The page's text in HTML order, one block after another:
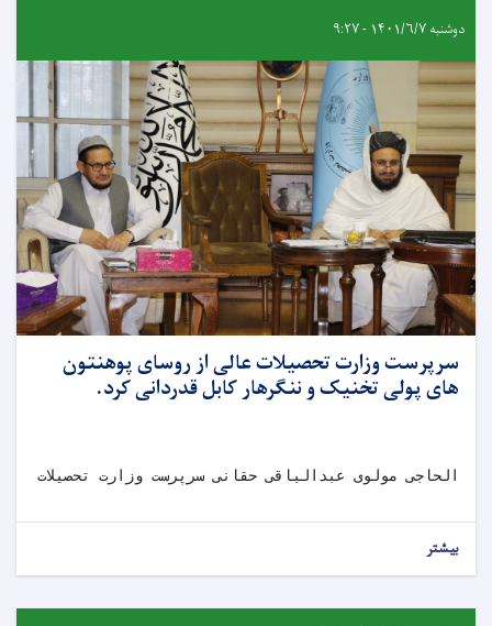
دوشنبه ۱۴۰۱/۶/۷ - ۹:۲۷
سرپرست وزارت تحصیلات عالی از روسای پوهنتون
های پولی تخنیک و ننگرهار کابل قدردانی کرد.
الحاجی مولوی عبدالباقی حقانی سرپرست وزارت تحصیلات
بیشتر